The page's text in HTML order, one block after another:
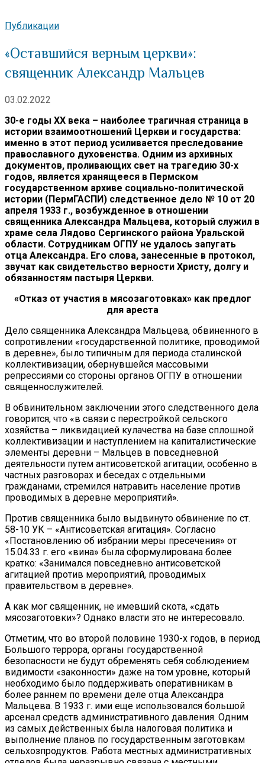
Публикации
«Оставшийся верным церкви»:
священник Александр Мальцев
03.02.2022
30-е годы XX века – наиболее трагичная страница в
истории взаимоотношений Церкви и государства:
именно в этот период усиливается преследование
православного духовенства. Одним из архивных
документов, проливающих свет на трагедию 30-х
годов, является хранящееся в Пермском
государственном архиве социально-политической
истории (ПермГАСПИ) следственное дело № 10 от 20
апреля 1933 г., возбужденное в отношении
священника Александра Мальцева, который служил в
храме села Лядово Сергинского района Уральской
области. Сотрудникам ОГПУ не удалось запугать
отца Александра. Его слова, занесенные в протокол,
звучат как свидетельство верности Христу, долгу и
обязанностям пастыря Церкви.
«Отказ от участия в мясозаготовках» как предлог
для ареста
Дело священника Александра Мальцева, обвиненного в
сопротивлении «государственной политике, проводимой
в деревне», было типичным для периода сталинской
коллективизации, обернувшейся массовыми
репрессиями со стороны органов ОГПУ в отношении
священнослужителей.
В обвинительном заключении этого следственного дела
говорится, что «в связи с перестройкой сельского
хозяйства – ликвидацией кулачества на базе сплошной
коллективизации и наступлением на капиталистические
элементы деревни – Мальцев в повседневной
деятельности путем антисоветской агитации, особенно в
частных разговорах и беседах с отдельными
гражданами, стремился натравить население против
проводимых в деревне мероприятий».
Против священника было выдвинуто обвинение по ст.
58-10 УК – «Антисоветская агитация». Согласно
«Постановлению об избрании меры пресечения» от
15.04.33 г. его «вина» была сформулирована более
кратко: «Занимался повседневно антисоветской
агитацией против мероприятий, проводимых
правительством в деревне».
А как мог священник, не имевший скота, «сдать
мясозаготовки»? Однако власти это не интересовало.
Отметим, что во второй половине 1930-х годов, в период
Большого террора, органы государственной
безопасности не будут обременять себя соблюдением
видимости «законности» даже на том уровне, который
необходимо было поддерживать оперативникам в
более раннем по времени деле отца Александра
Мальцева. В 1933 г. ими еще использовался большой
арсенал средств административного давления. Одним
из самых действенных была налоговая политика и
выполнение планов по государственным заготовкам
сельхозпродуктов. Работа местных административных